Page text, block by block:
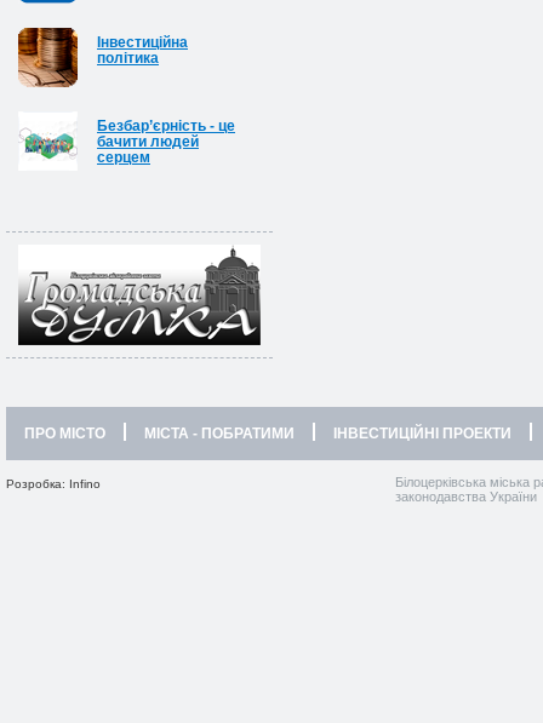
Інвестиційна
політика
Безбар’єрність - це
бачити людей
серцем
ПРО МІСТО МІСТА - ПОБРАТИМИ ІНВЕСТИЦІЙНІ ПРОЕКТИ
Розробка: Infino
Білоцерківська міська
законодавства України